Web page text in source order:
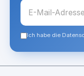
Ich habe die